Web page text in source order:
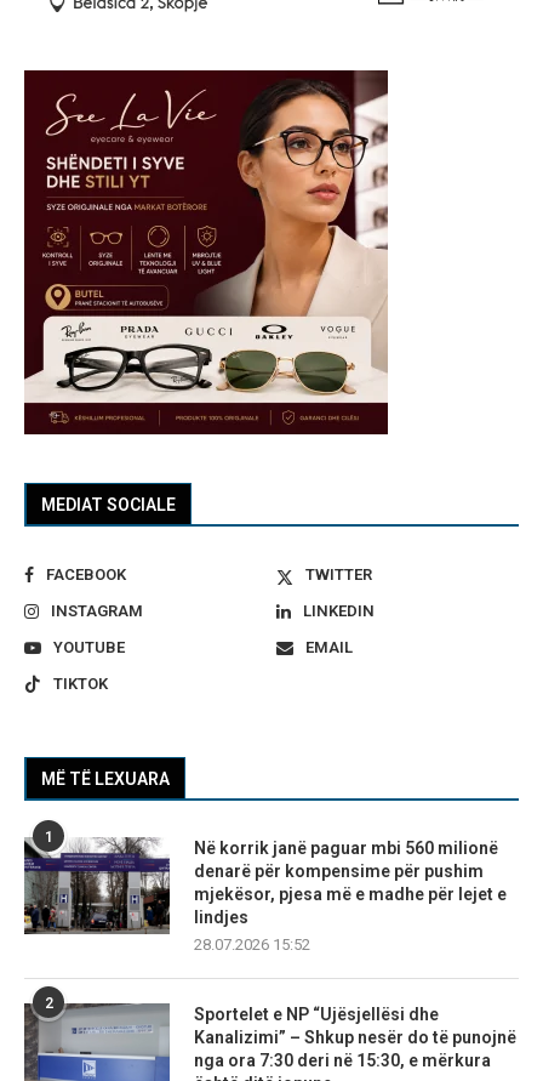
MEDIAT SOCIALE
FACEBOOK
TWITTER
INSTAGRAM
LINKEDIN
YOUTUBE
EMAIL
TIKTOK
MË TË LEXUARA
1
Në korrik janë paguar mbi 560 milionë
denarë për kompensime për pushim
mjekësor, pjesa më e madhe për lejet e
lindjes
28.07.2026 15:52
2
Sportelet e NP “Ujësjellësi dhe
Kanalizimi” – Shkup nesër do të punojnë
nga ora 7:30 deri në 15:30, e mërkura